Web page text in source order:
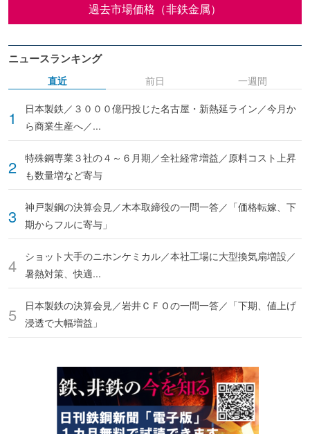
過去市場価格（非鉄金属）
ニュースランキング
直近
日本製鉄／３０００億円投じた名古屋・新熱延ライン／今月か
ら商業生産へ／...
特殊鋼専業３社の４～６月期／全社経常増益／原料コスト上昇
も数量増など寄与
神戸製鋼の決算会見／木本取締役の一問一答／「価格転嫁、下
期からフルに寄与」
ショット大手のニホンケミカル／本社工場に大型換気扇増設／
暑熱対策、快適...
日本製鉄の決算会見／岩井ＣＦＯの一問一答／「下期、値上げ
浸透で大幅増益」
前日 一週間